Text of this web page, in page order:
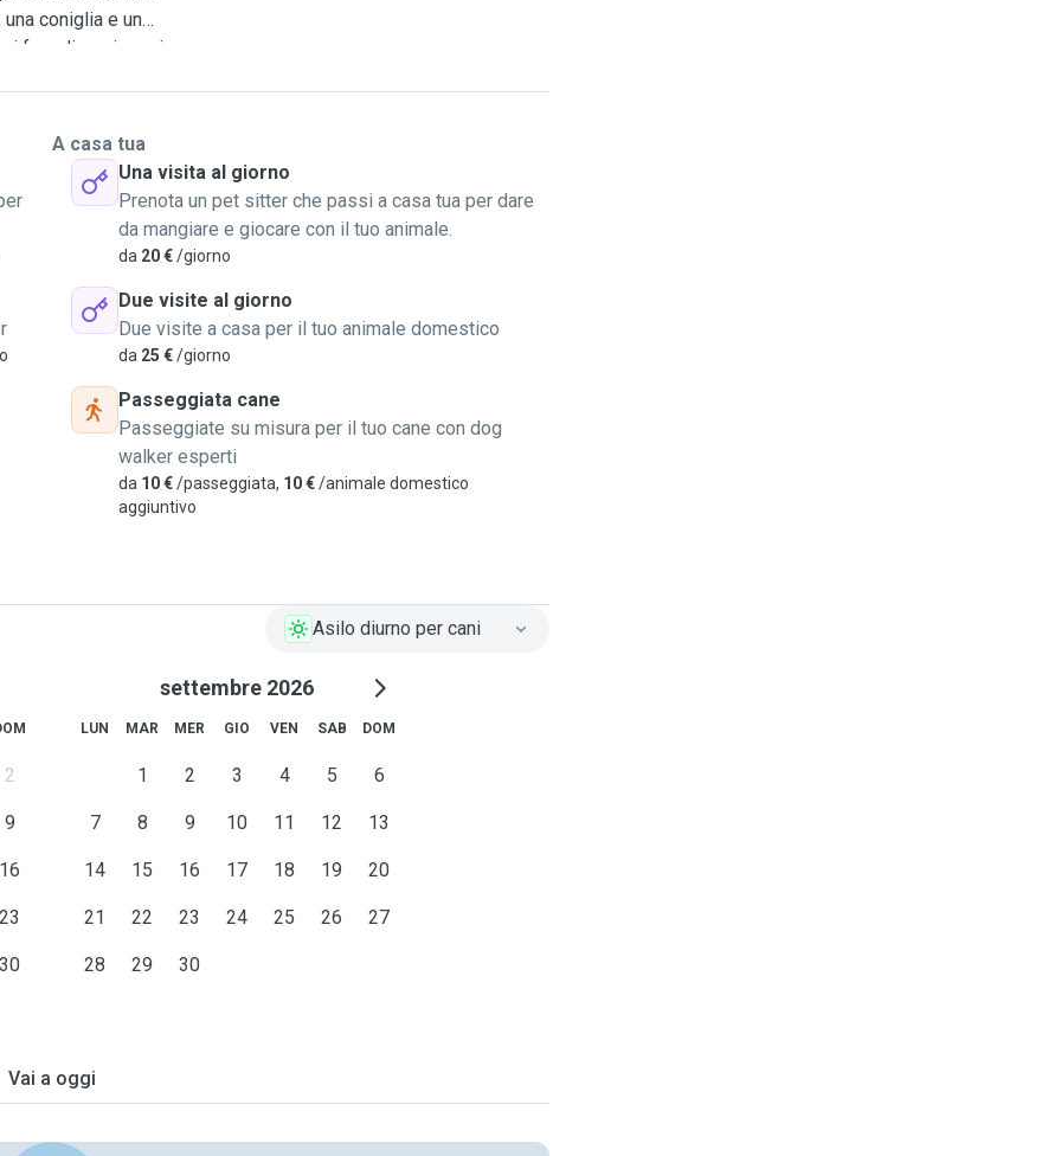
coniglia e un
fare diversi corsi come
e i vari tirocini non ho
Sono una ragazza
meglio se
molto tempo a
della quelli,se ne
una passeggiata
singolo cane e
ha bisogno. Quando
in base alle esigenze e
a tutte le stanze a letti e
e giochi di ogni tipo.
in sicurezza con
Al momento sto
fuori casa e riesco
iniziato ad approcciarmi
allora ad oggi ho
non ospito animali
A casa tua
Una visita al giorno
Prenota un pet sitter che passi a casa tua per dare
da mangiare e giocare con il tuo animale.
da 20 €/giorno
Due visite al giorno
Due visite a casa per il tuo animale domestico
da 25 €/giorno
Passeggiata cane
Passeggiate su misura per il tuo cane con dog
walker esperti
da 10 €/passeggiata, 10 €/animale domestico
aggiuntivo
Asilo diurno per cani
2
9
16
23
30
settembre 2026
LUN MAR MER GIO VEN SAB DOM
1 2 3 4 5 6
7 8 9 10 11 12 13
14 15 16 17 18 19 20
21 22 23 24 25 26 27
28 29 30
Vai a oggi